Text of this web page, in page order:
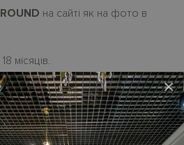
×
ROUND на сайті як на фото в
місяців.